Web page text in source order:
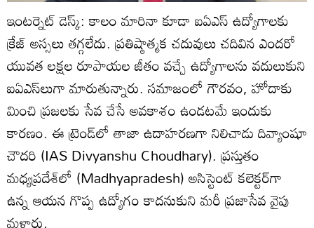
ఇంటర్నెట్ డెస్క్: కాలం మారినా కూడా ఐఏఎస్ ఉద్యోగాలకు
క్రేజ్ అస్సలు తగ్గలేదు. ప్రతిష్ఠాత్మక చదువులు చదివిన ఎందరో
యువత లక్షల రూపాయల జీతం వచ్చే ఉద్యోగాలను వదులుకుని
ఐఏఎస్‌లుగా మారుతున్నారు. సమాజంలో గౌరవం, హోదాకు
మించి ప్రజలకు సేవ చేసే అవకాశం ఉండటమే ఇందుకు
కారణం. ఈ ట్రెండ్‌లో తాజా ఉదాహరణగా నిలిచాడు దివ్యాంషూ
చౌదరి (IAS Divyanshu Choudhary). ప్రస్తుతం
మధ్యప్రదేశ్‌లో (Madhyapradesh) అసిస్టెంట్ కలెక్టర్‌గా
ఉన్న ఆయన గొప్ప ఉద్యోగం కాదనుకుని మరీ ప్రజాసేవ వైపు
మళ్లారు.